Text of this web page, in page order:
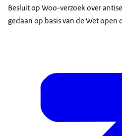
Besluit op Woo-verzoek over
gedaan op basis van de Wet open